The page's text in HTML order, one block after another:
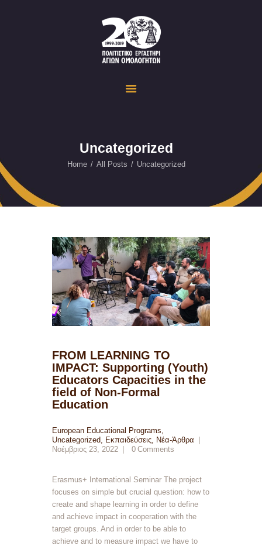
Uncategorized
Home All Posts Uncategorized
Politistiko Ergastiri Ayion Omoloyiton
The Cultural Workshop in Ayioi Omoloyites and its actions and activities
ΕΠΙΚΟΙΝΩΝΙΑ
ENGLISH
FROM LEARNING TO
IMPACT: Supporting (Youth)
Educators Capacities in the
field of Non-Formal
Education
European Educational Programs
Uncategorized
Εκπαιδεύσεις
Νέα-Άρθρα
Νοέμβριος 23, 2022
0 Comments
Erasmus+ International Seminar The project
focuses on simple but crucial question: how to
create and shape learning in order to define
and achieve impact in cooperation with the
target groups. And in order to be able to
achieve and to measure impact we have to